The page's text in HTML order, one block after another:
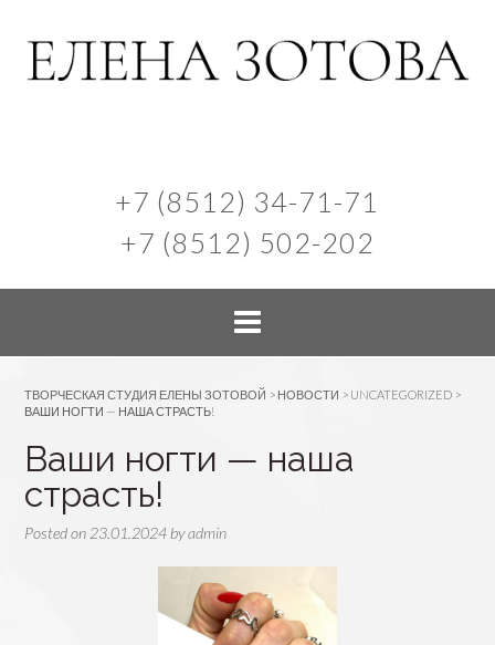
+7 (8512) 34-71-71
+7 (8512) 502-202
ТВОРЧЕСКАЯ СТУДИЯ ЕЛЕНЫ ЗОТОВОЙ > НОВОСТИ > UNCATEGORIZED >
ВАШИ НОГТИ — НАША СТРАСТЬ!
Ваши ногти — наша
страсть!
Posted on 23.01.2024 byadmin